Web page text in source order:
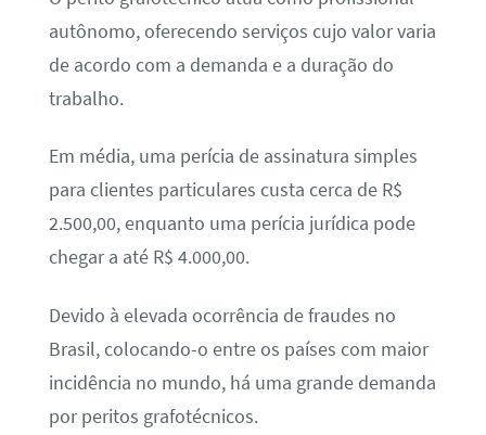
autônomo, oferecendo serviços cujo valor varia
de acordo com a demanda e a duração do
trabalho.
Em média, uma perícia de assinatura simples
para clientes particulares custa cerca de R$
2.500,00, enquanto uma perícia jurídica pode
chegar a até R$ 4.000,00.
Devido à elevada ocorrência de fraudes no
Brasil, colocando-o entre os países com maior
incidência no mundo, há uma grande demanda
por peritos grafotécnicos.